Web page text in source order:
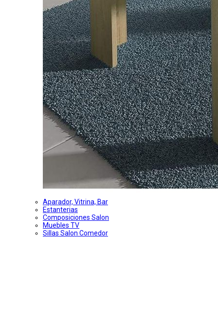
Aparador, Vitrina, Bar
Estanterias
Composiciones Salon
Muebles TV
Sillas Salon Comedor